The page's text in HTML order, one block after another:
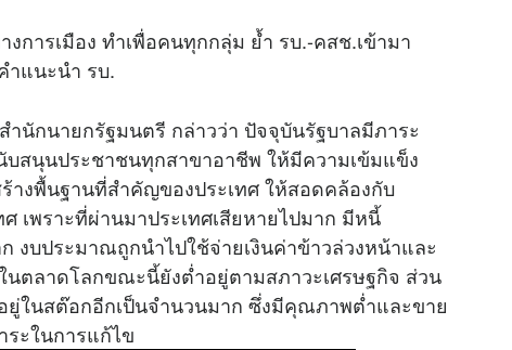
การเมือง ทำเพื่อคนทุกกลุ่ม ย้ำ รบ.-คสช.เข้ามา
ำแนะนำ รบ.
นักนายกรัฐมนตรี กล่าวว่า ปัจจุบันรัฐบาลมีภาระ
บสนุนประชาชนทุกสาขาอาชีพ ให้มีความเข้มแข็ง
างพื้นฐานที่สำคัญของประเทศ ให้สอดคล้องกับ
เพราะที่ผ่านมาประเทศเสียหายไปมาก มีหนี้
งบประมาณถูกนำไปใช้จ่ายเงินค่าข้าวล่วงหน้าและ
ตลาดโลกขณะนี้ยังต่ำอยู่ตามสภาวะเศรษฐกิจ ส่วน
ยู่ในสต๊อกอีกเป็นจำนวนมาก ซึ่งมีคุณภาพต่ำและขาย
ะในการแก้ไข